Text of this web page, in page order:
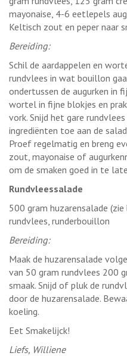
mayonaise, 4-6 eetlepels
Keltisch zout en peper naar
Bereiding:
Schil de aardappelen en
rundvlees in wat bouillon
ondertussen de augurken in
wortel in fijne blokjes en
vork. Snijd het gare
ingrediënten toe aan de
Proef regelmatig en breng
zout, mayonaise of
om de smaken goed in te
Rundvleessalade
500 gram huzarensalade
rundvlees, runderbouillon
Bereiding:
Maak de huzarensalade
van 50 gram rundvlees 200
smaak. Snijd of pluk de
door de huzarensalade.
koeling.
Eet Smakelijck!
Liefs, Williene